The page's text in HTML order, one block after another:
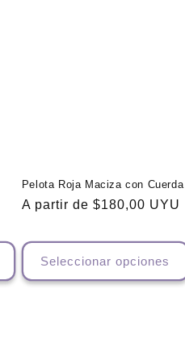
Pelota Roja Maciza con Cuerda
Precio
A partir de $180,00 UYU
Seleccionar opciones